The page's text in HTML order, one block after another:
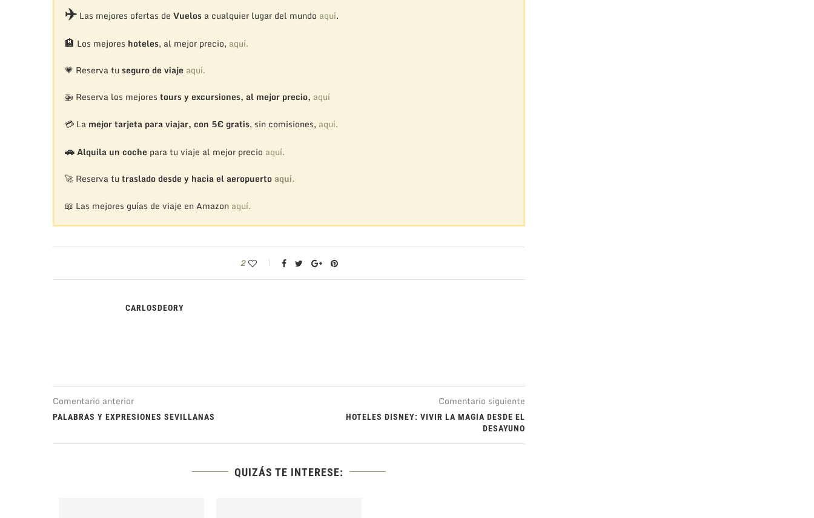
✈️Las mejores ofertas de Vuelosa cualquier lugar del mundo aquí.
🏨 Los mejores hoteles, al mejor precio, aquí.
💗 Reserva tu seguro de viaje aquí.
🚁 Reserva los mejores tours y excursiones, al mejor precio, aquí
💳 La mejor tarjeta para viajar, con 5€ gratis, sin comisiones, aquí.
🚗Alquila un coche para tu viaje al mejor precio aquí.
🚀 Reserva tu traslado desde y hacia el aeropuerto aquí.
📖 Las mejores guías de viaje en Amazon aquí.
2
CARLOSDEORY
Comentario anterior
PALABRAS Y EXPRESIONES SEVILLANAS
Comentario siguiente
HOTELES DISNEY: VIVIR LA MAGIA DESDE EL
DESAYUNO
QUIZÁS TE INTERESE: